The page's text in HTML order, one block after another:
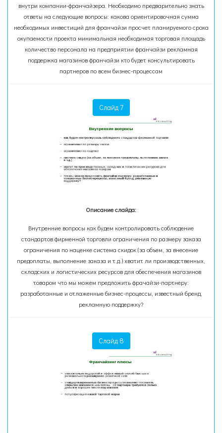
внутри компании-франчайзера. Необходимо предварительно знать
ответы на следующие вопросы: какова ориентировочная сумма
необходимых инвестиций для франчайзи просчет планируемого срока
окупаемости проекта минимальная необходимая торговая площадь
количество персонала на предприятии франчайзи рекламная
поддержка магазинов франчайзи кто будет консультировать
партнеров по всем бизнес-процессам
Слайд 7
Описание слайда:
Внутренние вопросы как будем контролировать соблюдение
стандартов фирменной торговли ограничения по размеру заказа
ограничения по наценке система скидок (за объем, за внесение
предоплаты, выполнение заказа и т.д.) хватит ли производственных,
складских и логистических ресурсов для обеспечения магазинов
товаром что мы можем предложить фрачайзи-партнеру:
разработанные и отлаженные бизнес-процессы, известный бренд,
рекламную поддержку?
Слайд 8